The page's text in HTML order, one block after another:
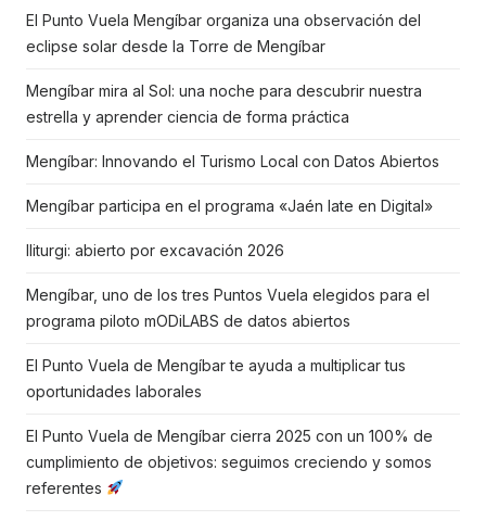
El Punto Vuela Mengíbar organiza una observación del
eclipse solar desde la Torre de Mengíbar
Mengíbar mira al Sol: una noche para descubrir nuestra
estrella y aprender ciencia de forma práctica
Mengíbar: Innovando el Turismo Local con Datos Abiertos
Mengíbar participa en el programa «Jaén late en Digital»
Iliturgi: abierto por excavación 2026
Mengíbar, uno de los tres Puntos Vuela elegidos para el
programa piloto mODiLABS de datos abiertos
El Punto Vuela de Mengíbar te ayuda a multiplicar tus
oportunidades laborales
El Punto Vuela de Mengíbar cierra 2025 con un 100% de
cumplimiento de objetivos: seguimos creciendo y somos
referentes